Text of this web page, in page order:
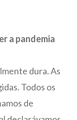
a pandemia
dura. As
Todos os
de